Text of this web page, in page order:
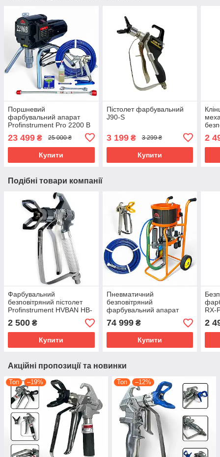
Поршневий
фарбувальний апарат
Profinstrument Pro 2200 В
23 499 ₴ 25 000 ₴
Купити
Пістолет фарбувальний
J90-S
3 199₴ 3 299 ₴
Купити
2
Подібні товари компанії
Фарбувальний
безповітряний пістолет
Profinstrument HVBAN HB-
2 500 ₴
Купити
Пневматичний
безповітряний
фарбувальний апарат
(49:1 245 бар)
74 999₴
Купити
RX-
2
Акційні пропозиції та новинки
Топ –19% Топ –12%